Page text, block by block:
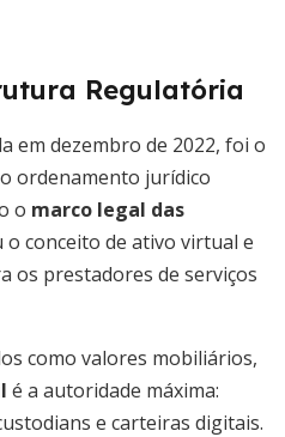
Regulatória
em dezembro de 2022, foi o
ordenamento jurídico
o marco legal das
o conceito de ativo virtual e
os prestadores de serviços
como valores mobiliários,
é a autoridade máxima:
e carteiras digitais.